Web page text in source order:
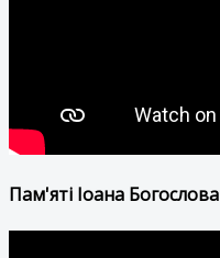
Пам'яті Іоана Богослова